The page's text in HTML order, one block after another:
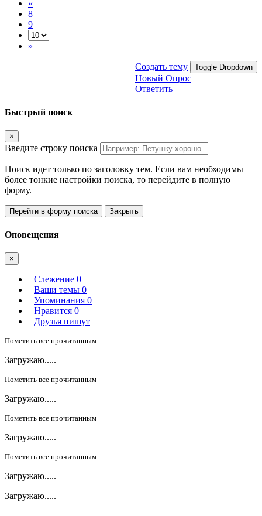
«
8
9
»
Создать тему Toggle Dropdown
Новый Опрос
Ответить
Быстрый поиск
×
Введите строку поиска
Поиск идет только по заголовку тем. Если вам необходимы
более тонкие настройки поиска, то перейдите в полную
форму.
Перейти в форму поиска Закрыть
Оповещения
×
Слежение 0
Ваши темы 0
Упоминания 0
Нравится 0
Друзья пишут
Пометить все прочитанным
Загружаю.....
Пометить все прочитанным
Загружаю.....
Пометить все прочитанным
Загружаю.....
Пометить все прочитанным
Загружаю.....
Загружаю.....